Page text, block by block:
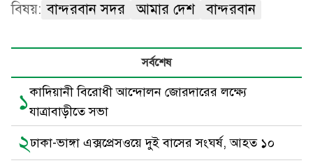
বিষয়: বান্দরবান সদর আমার দেশ বান্দরবান
সর্বশেষ
১কাদিয়ানী বিরোধী আন্দোলন জোরদারের লক্ষ্যে
যাত্রাবাড়ীতে সভা
২ঢাকা-ভাঙ্গা এক্সপ্রেসওয়ে দুই বাসের সংঘর্ষ, আহত ১০